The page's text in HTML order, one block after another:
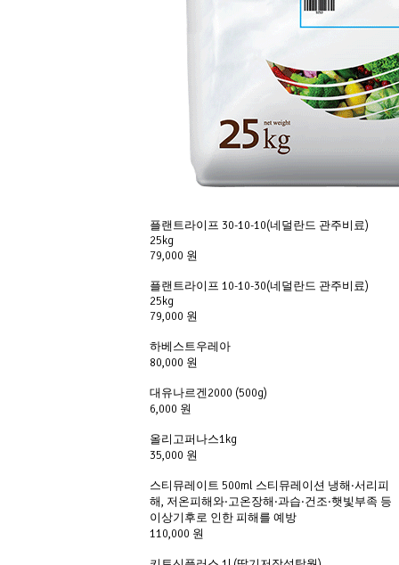
플랜트라이프 30-10-10(네덜란드 관주비료)
25kg
79,000 원
플랜트라이프 10-10-30(네덜란드 관주비료)
25kg
79,000 원
하베스트우레아
80,000 원
대유나르겐2000 (500g)
6,000 원
올리고퍼나스1kg
35,000 원
스티뮤레이트 500ml 스티뮤레이션 냉해·서리피
해, 저온피해와·고온장해·과습·건조·햇빛부족 등
이상기후로 인한 피해를 예방
110,000 원